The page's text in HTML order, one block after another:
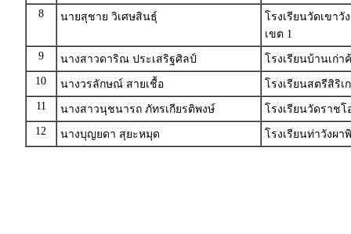
8
นายสุชาย วิเศษสินธุ์
โรงเรียนวัดเขา
เขต 1
9
นางสาวดาริณ ประเสริฐศิลป์
โรงเรียนบ้านเก่
10
นางวรลักษณ์ สายเชื้อ
โรงเรียนสตรีสิริ
11
นางสาวนุชนารถ ภัทรเกียรติพงษ์
โรงเรียนวัดราช
12
นางบุญยดา สุยะหมุด โรงเรียนท่าวังผ